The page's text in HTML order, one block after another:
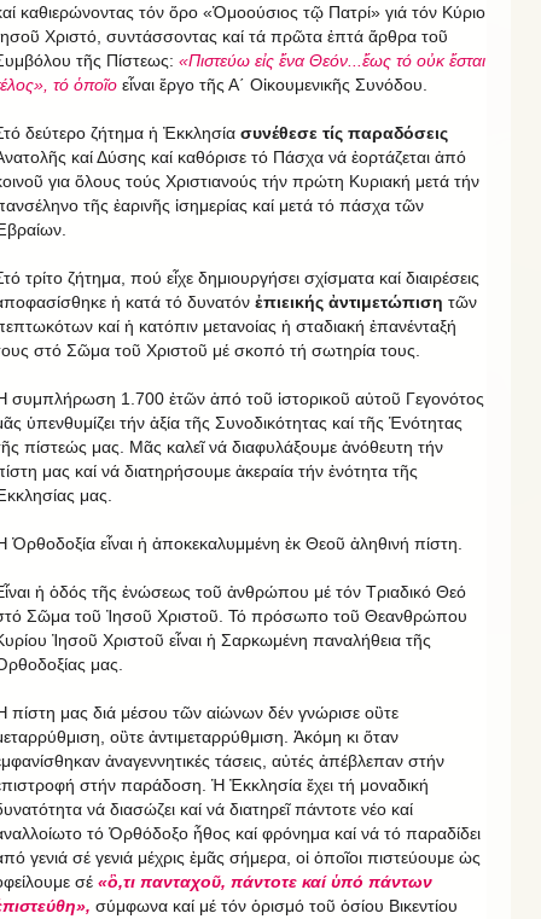
καθιερώνοντας τόν ὅρο «Ὁμοούσιος τῷ Πατρί» γιά τόν Κύριο
Χριστό, συντάσσοντας καί τά πρῶτα ἑπτά ἄρθρα τοῦ
τῆς Πίστεως: «Πιστεύω εἰς ἕνα Θεόν...ἕως τό οὐκ ἔσται
τό ὁποῖο εἶναι ἔργο τῆς Α΄ Οἰκουμενικῆς Συνόδου.
δεύτερο ζήτημα ἡ Ἐκκλησία συνέθεσε τίς παραδόσεις
καί Δύσης καί καθόρισε τό Πάσχα νά ἑορτάζεται ἀπό
για ὅλους τούς Χριστιανούς τήν πρώτη Κυριακή μετά τήν
τῆς ἐαρινῆς ἰσημερίας καί μετά τό πάσχα τῶν
τρίτο ζήτημα, πού εἶχε δημιουργήσει σχίσματα καί διαιρέσεις
ἡ κατά τό δυνατόν ἐπιεικής ἀντιμετώπιση τῶν
καί ἡ κατόπιν μετανοίας ἡ σταδιακή ἐπανένταξή
στό Σῶμα τοῦ Χριστοῦ μέ σκοπό τή σωτηρία τους.
συμπλήρωση 1.700 ἐτῶν ἀπό τοῦ ἱστορικοῦ αὐτοῦ Γεγονότος
ὑπενθυμίζει τήν ἀξία τῆς Συνοδικότητας καί τῆς Ἑνότητας
πίστεώς μας. Μᾶς καλεῖ νά διαφυλάξουμε ἀνόθευτη τήν
μας καί νά διατηρήσουμε ἀκεραία τήν ἑνότητα τῆς
μας.
Ὀρθοδοξία εἶναι ἡ ἀποκεκαλυμμένη ἐκ Θεοῦ ἀληθινή πίστη.
ἡ ὁδός τῆς ἑνώσεως τοῦ ἀνθρώπου μέ τόν Τριαδικό Θεό
Σῶμα τοῦ Ἰησοῦ Χριστοῦ. Τό πρόσωπο τοῦ Θεανθρώπου
Ἰησοῦ Χριστοῦ εἶναι ἡ Σαρκωμένη παναλήθεια τῆς
μας.
πίστη μας διά μέσου τῶν αἰώνων δέν γνώρισε οὒτε
οὒτε ἀντιμεταρρύθμιση. Ἀκόμη κι ὅταν
ἀναγεννητικές τάσεις, αὐτές ἀπέβλεπαν στήν
στήν παράδοση. Ἡ Ἐκκλησία ἔχει τή μοναδική
νά διασώζει καί νά διατηρεῖ πάντοτε νέο καί
τό Ὀρθόδοξο ἦθος καί φρόνημα καί νά τό παραδίδει
γενιά σέ γενιά μέχρις ἐμᾶς σήμερα, οἱ ὁποῖοι πιστεύουμε ὡς
σέ «ὃ,τι πανταχοῦ, πάντοτε καί ὑπό πάντων
σύμφωνα καί μέ τόν ὁρισμό τοῦ ὁσίου Βικεντίου